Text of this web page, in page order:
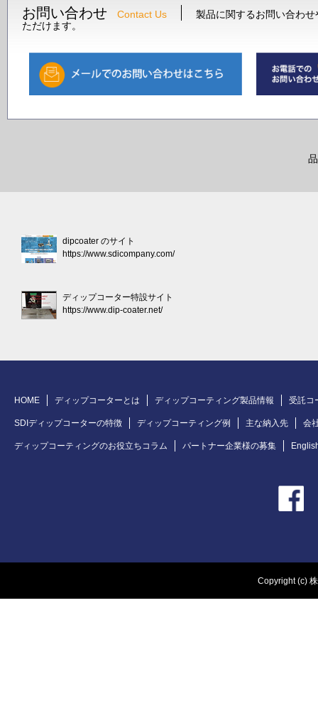
お問い合わせ Contact Us
製品に関するお問い合わ
ただけます。
dipcoater のサイト
https://www.sdicompany.com/
ディップコーター特設サイト
https://www.dip-coater.net/
HOME ディップコーターとは ディップコーティング製品情報 受託コ
SDIディップコーターの特徴 ディップコーティング例 主な納入先 会
ディップコーティングのお役立ちコラム パートナー企業様の募集
Copyright (c)